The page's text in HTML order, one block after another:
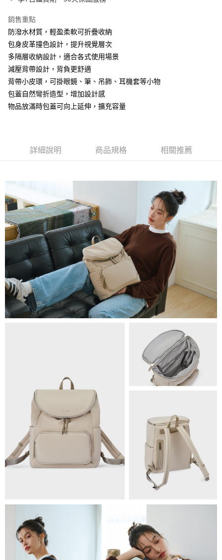
相關說明
【大哥付你分期使用說明】
1.本服務由台灣大哥大提供，台灣大哥大用戶可立即使用無須另外申請。
2.付款方式選擇「大哥付你分期」，訂單成立後會自動跳轉到大哥付的交易
流程，驗證手機門號後，選擇欲分期的期數、繳款截止日，確認付款後即完
成交易。
4.訂單成立30分鐘內，如未前往確認交易或遇審核未通過，訂單將自動取
消。如遇「轉專審核」未通過狀況，表示未達大哥付你分期系統評分，恕無
法說明評估內容。
【繳款方式說明】
帳／街口支付／iPASS MONEY」等通路繳費。
買賣價金債權讓與本公司後，依約使用本公司帳單繳交帳款。
2.基於同意付款使用「大哥付你分期」之契約關係目的，商店將以您的個人
資料（包含姓名、電話或地址）提供予台灣大哥大進項蒐集、處理及利用，
由本公司與您本人進行分期帳單所需資料之確認、核對及更正。
3.完整用戶服務條款，請詳閱以下連結：
https://oppay.tw/userRule
運送方式
全家取貨付款
每筆NT$80，滿NT$1,500(含以上)免運費
付款後全家取貨
每筆NT$80，滿NT$1,500(含以上)免運費
付款後萊爾富取貨
每筆NT$80，滿NT$1,500(含以上)免運費
付款後7-11取貨
每筆NT$80，滿NT$1,500(含以上)免運費
宅配（無提供外島）
每筆NT$100，滿NT$1,500(含以上)免運費
宅配
每筆NT$100，滿NT$1,500(含以上)免運費
付款後門市自取
查看運費
銷售重點
防潑水材質，輕盈柔軟可折疊收納
包身皮革撞色設計，提升視覺層次
多隔層收納設計，適合各式使用場景
減壓背帶設計，背負更舒適
背帶小皮環，可掛眼鏡、筆、吊飾、耳機套等小物
包蓋自然彎折造型，增加設計感
物品放滿時包蓋可向上延伸，擴充容量
詳細說明 商品規格 相關推薦